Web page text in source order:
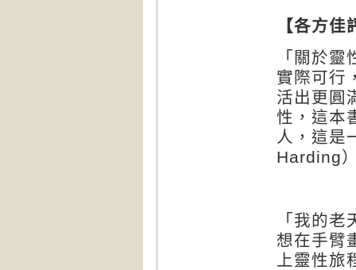
【各方
「關於
實際可行
活出更圓
性，這本
人，這
Harding
「我的
想在手臂
上靈性